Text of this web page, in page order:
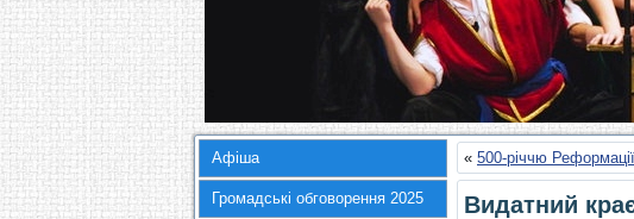
Афіша
Громадські обговорення 2025
« 500-річчю
Видатний